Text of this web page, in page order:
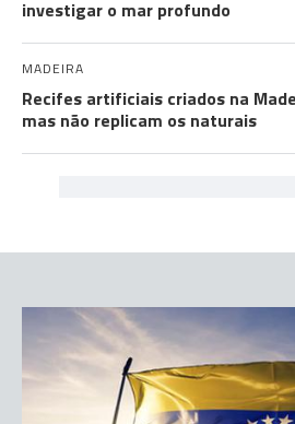
investigar o mar profundo
MADEIRA
Recifes artificiais criados na
mas não replicam os naturais